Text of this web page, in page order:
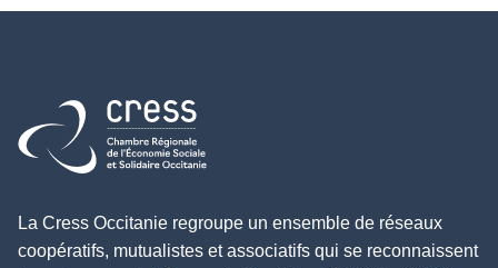
Retour à l'accueil
La Cress Occitanie regroupe un ensemble de réseaux
coopératifs, mutualistes et associatifs qui se reconnaissent